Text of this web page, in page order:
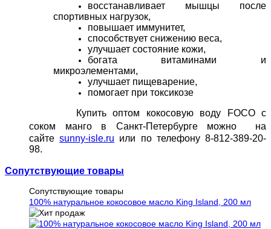
восстанавливает мышцы после
спортивных нагрузок,
повышает иммунитет,
способствует снижению веса,
улучшает состояние кожи,
богата витаминами и
микроэлементами,
улучшает пищеварение,
помогает при токсикозе
Купить оптом кокосовую воду FOCO с
соком манго в Санкт-Петербурге можно
на
сайтеsunny-isle.ru или по телефону 8-812-389-20-
98.
Сопутствующие товары
Сопутствующие товары
100% натуральное кокосовое масло King Island, 200 мл